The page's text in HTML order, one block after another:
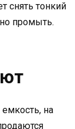
снять тонкий
промыть.
на